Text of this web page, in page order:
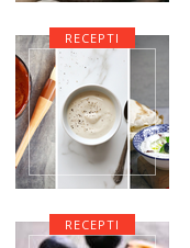
RECEPTI
RECEPTI